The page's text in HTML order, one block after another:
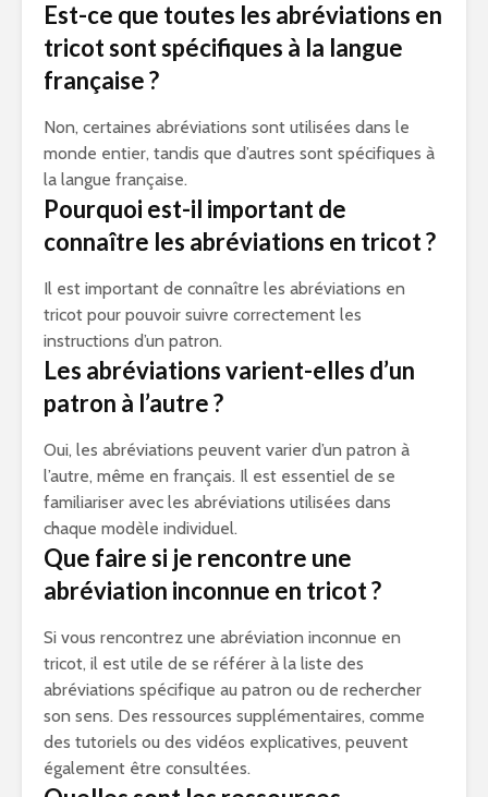
Est-ce que toutes les abréviations en
tricot sont spécifiques à la langue
française ?
Non, certaines abréviations sont utilisées dans le
monde entier, tandis que d’autres sont spécifiques à
la langue française.
Pourquoi est-il important de
connaître les abréviations en tricot ?
Il est important de connaître les abréviations en
tricot pour pouvoir suivre correctement les
instructions d’un patron.
Les abréviations varient-elles d’un
patron à l’autre ?
Oui, les abréviations peuvent varier d’un patron à
l’autre, même en français. Il est essentiel de se
familiariser avec les abréviations utilisées dans
chaque modèle individuel.
Que faire si je rencontre une
abréviation inconnue en tricot ?
Si vous rencontrez une abréviation inconnue en
tricot, il est utile de se référer à la liste des
abréviations spécifique au patron ou de rechercher
son sens. Des ressources supplémentaires, comme
des tutoriels ou des vidéos explicatives, peuvent
également être consultées.